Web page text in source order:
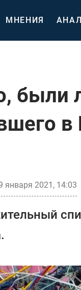
МНЕНИЯ
были
января 2021, 14:03